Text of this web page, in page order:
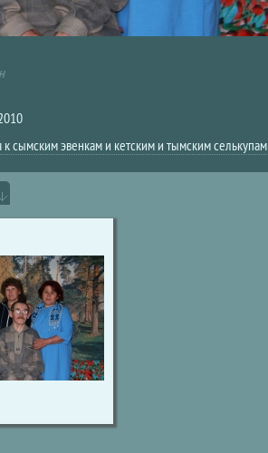
сымским эвенкам и кетским и тымским селькупам